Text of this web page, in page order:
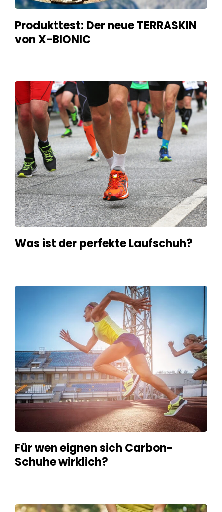
Produkttest: Der neue TERRASKIN
von X-BIONIC
Was ist der perfekte Laufschuh?
Für wen eignen sich Carbon-
Schuhe wirklich?